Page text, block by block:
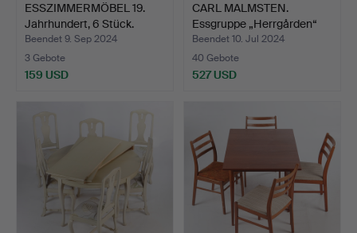
ESSZIMMERMÖBEL 19.
Jahrhundert, 6 Stück.
Beendet 9. Sep 2024
3 Gebote
159 USD
CARL MALMSTEN.
Essgruppe „Herrgården“
Boda…
Beendet 10. Jul 2024
40 Gebote
527 USD